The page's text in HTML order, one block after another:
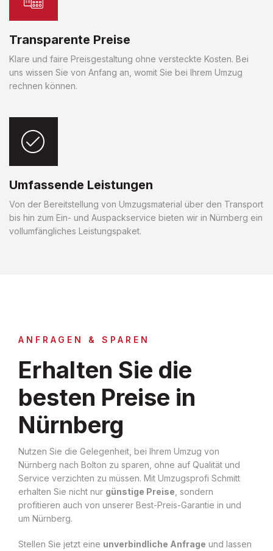
Transparente Preise
Klare und faire Preisgestaltung ohne versteckte Kosten. Bei
uns wissen Sie von Anfang an, womit Sie bei Ihrem Umzug
rechnen können.
Umfassende Leistungen
Von der Bereitstellung von Umzugsmaterial über den Transport
bis hin zum Ein- und Auspackservice bieten wir in Nürnberg ein
vollumfängliches Leistungspaket.
ANFRAGEN & SPAREN
Erhalten Sie die
besten Preise in
Nürnberg
Nutzen Sie die Gelegenheit, bei Ihrem Umzug von
Nürnberg nach Bolton zu sparen, ohne auf Qualität und
Service verzichten zu müssen. Mit Umzugsprofi Schmitt
erhalten Sie nicht nur günstige Preise , sondern
profitieren auch von unserer Best-Preis-Garantie in und
um Nürnberg.
Stellen Sie jetzt eine unverbindliche Anfrage und lassen